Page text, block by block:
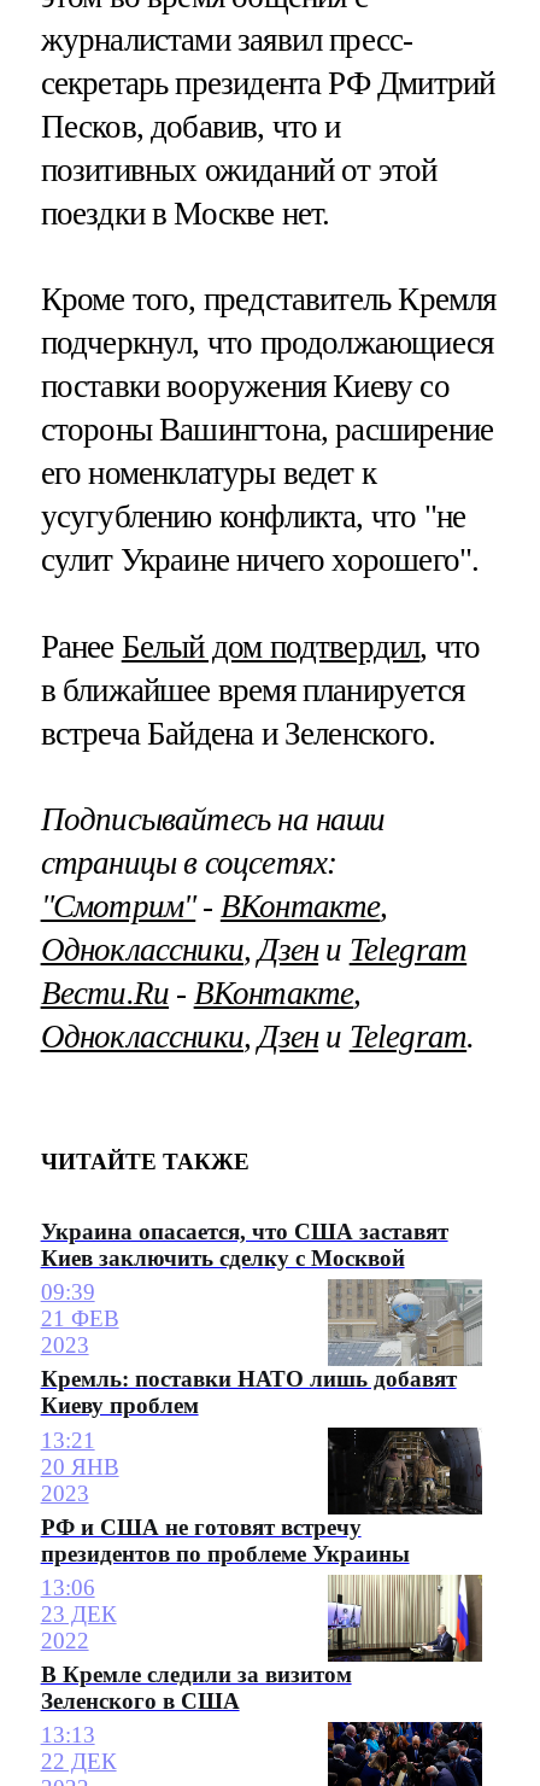
журналистами заявил пресс-
секретарь президента РФ Дмитрий
Песков, добавив, что и
позитивных ожиданий от этой
поездки в Москве нет.
Кроме того, представитель Кремля
подчеркнул, что продолжающиеся
поставки вооружения Киеву со
стороны Вашингтона, расширение
его номенклатуры ведет к
усугублению конфликта, что "не
сулит Украине ничего хорошего".
Ранее Белый дом подтвердил, что
в ближайшее время планируется
встреча Байдена и Зеленского.
Подписывайтесь на наши
страницы в соцсетях:
"Смотрим"‐ ВКонтакте,
Одноклассники, Дзени Telegram
Вести.Ru ‐ ВКонтакте,
Одноклассники, Дзени Telegram.
ЧИТАЙТЕ ТАКЖЕ
Украина опасается, что США заставят
Киев заключить сделку с Москвой
09:39
21 ФЕВ
2023
Кремль: поставки НАТО лишь добавят
Киеву проблем
13:21
20 ЯНВ
2023
РФ и США не готовят встречу
президентов по проблеме Украины
13:06
23 ДЕК
2022
В Кремле следили за визитом
Зеленского в США
13:13
22 ДЕК